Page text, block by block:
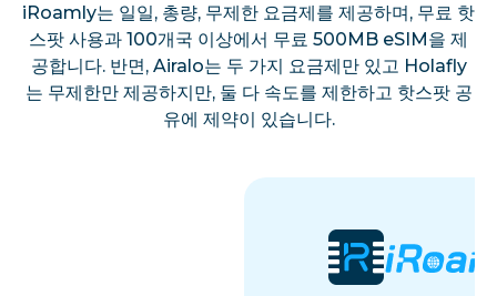
iRoamly는 일일, 총량, 무제한 요금제를 제공하며, 무료 핫
스팟 사용과 100개국 이상에서 무료 500MB eSIM을 제
공합니다. 반면, Airalo는 두 가지 요금제만 있고 Holafly
는 무제한만 제공하지만, 둘 다 속도를 제한하고 핫스팟 공
유에 제약이 있습니다.